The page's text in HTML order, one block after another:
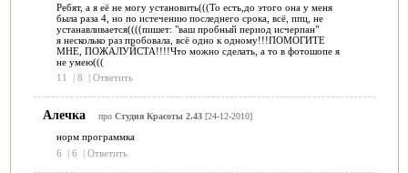
Ребят, а я её не могу установить(((То есть,до этого она у меня
была раза 4, но по истечению последнего срока, всё, ппц, не
устанавливается((((пишет: "ваш пробный период исчерпан"
я несколько раз пробовала, всё одно к одному!!!ПОМОГИТЕ
МНЕ, ПОЖАЛУЙСТА!!!!Что можно сделать, а то в фотошопе я
не умею(((
11
8 Ответить
Алечка про Студия Красоты 2.43[24-12-2010]
норм программка
6
| 6 | Ответить